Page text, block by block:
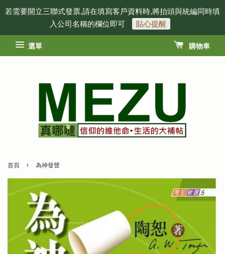
若需要開立三聯式發票,請在填寫客戶資料時,將抬頭與統編同時填
入公司名稱的欄位即可
貼心提醒
選單 購物車
首頁 › 為神發聲